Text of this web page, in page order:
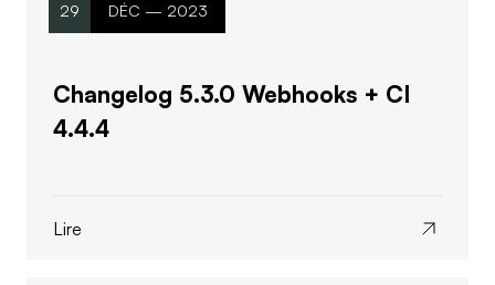
29 DÉC — 2023
Changelog 5.3.0 Webhooks + CI
4.4.4
Lire